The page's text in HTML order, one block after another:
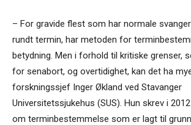
– For gravide flest som har normale
rundt termin, har metoden for
betydning. Men i forhold til kritiske grenser,
for senabort, og overtidighet, kan det ha
forskningssjef Inger Økland ved Stavanger
Universitetssjukehus (SUS). Hun skrev i
om terminbestemmelse som er lagt til